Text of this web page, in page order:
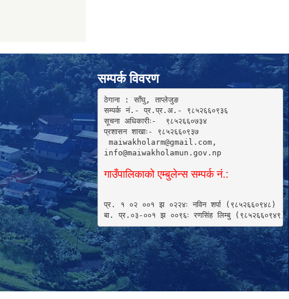
सम्पर्क विवरण
ठेगाना : साँघु, ताप्लेजुङ
सम्पर्क नं.- प्र.प्र.अ.- ९८५२६६०९३६
सूचना अधिकारीः-  ९८५२६६०७३४
प्रशासन शाखाः- ९८५२६६०९३७
maiwakholarm@gmail.com,
info@maiwakholamun.gov.np
गाउँपालिकाको एम्बुलेन्स सम्पर्क नं.:
प्र. १ ०२ ००१ झ ०२२४ः नविन शर्पा (९८५२६६०९४८)
बा. प्र.०३-००१ झ ००९६ः रणसिंह लिम्बु (९८५२६६०९४९)